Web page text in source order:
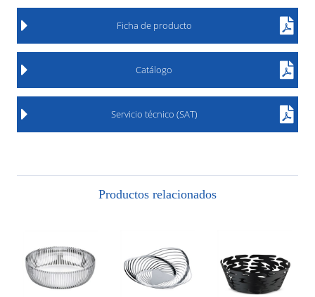
Ficha de producto
Catálogo
Servicio técnico (SAT)
Productos relacionados